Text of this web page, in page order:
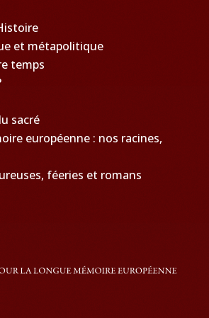
et métapolitique
temps
sacré
européenne : nos racines,
féeries et romans